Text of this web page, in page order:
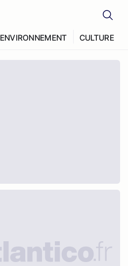
ENVIRONNEMENT CULTURE